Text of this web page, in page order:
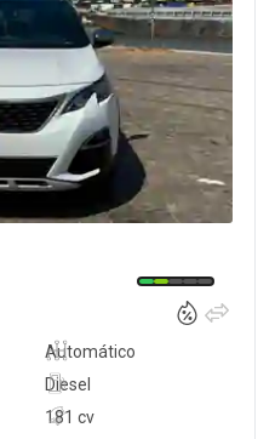
Automático
181 cv
Diesel